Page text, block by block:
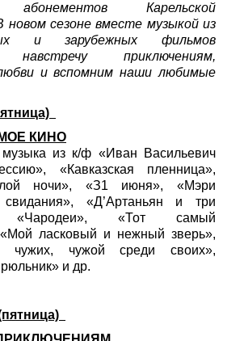
абонементов Карельской
новом сезоне вместе музыкой из
и зарубежных фильмов
навстречу приключениям,
и вспомним наши любимые
КИНО
из к/ф «Иван Васильевич
«Кавказская пленница»,
ночи», «З1 июня», «Мэри
«Д’Артаньян и три
«Чародеи», «Тот самый
ласковый и нежный зверь»,
чужих, чужой среди своих»,
и др.